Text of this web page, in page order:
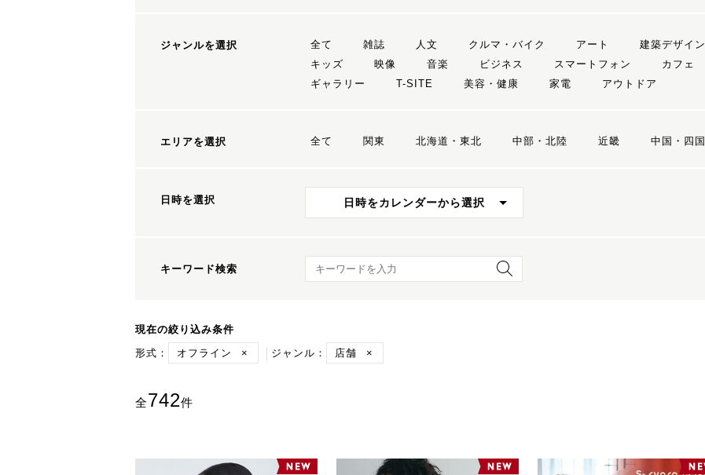
ジャンルを選択 全て 雑誌 人文 クルマ・バイク アート 建築デザイン
キッズ
映像 音楽 ビジネス スマートフォン カフェ
ギャラリー
T-SITE 美容・健康 家電 アウトドア
エリアを選択 全て 関東 北海道・東北 中部・北陸 近畿 中国・四国
日時を選択 日時をカレンダーから選択
キーワード検索 キーワード検索
現在の絞り込み条件
形式：
オフライン × ジャンル： 店舗 ×
全742件